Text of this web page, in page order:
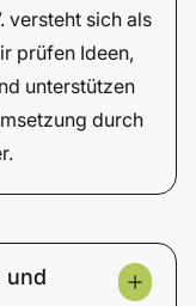
versteht sich als
prüfen Ideen,
unterstützen
durch
und